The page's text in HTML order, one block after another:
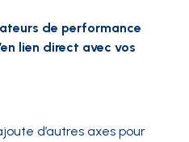
de performance
lien direct avec vos
d’autres axes pour